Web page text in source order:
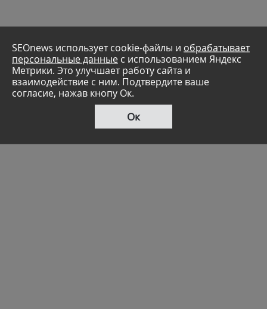
SEOnews использует cookie-файлы и обрабатывает
персональные данные с использованием Яндекс
Метрики. Это улучшает работу сайта и
взаимодействие с ним. Подтвердите ваше
согласие, нажав кнопу Ок.
Ок